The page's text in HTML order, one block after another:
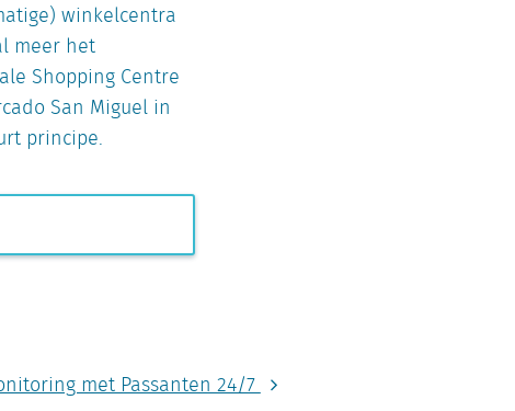
winkelcentra
meer het
Shopping Centre
San Miguel in
principe.
met Passanten 24/7